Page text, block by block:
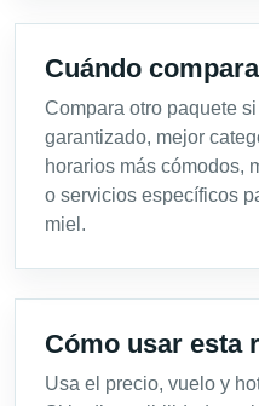
Cuándo
Compara otro paquete
garantizado, mejor
horarios más cómodos,
o servicios específicos
miel.
Cómo usar esta
Usa el precio, vuelo y